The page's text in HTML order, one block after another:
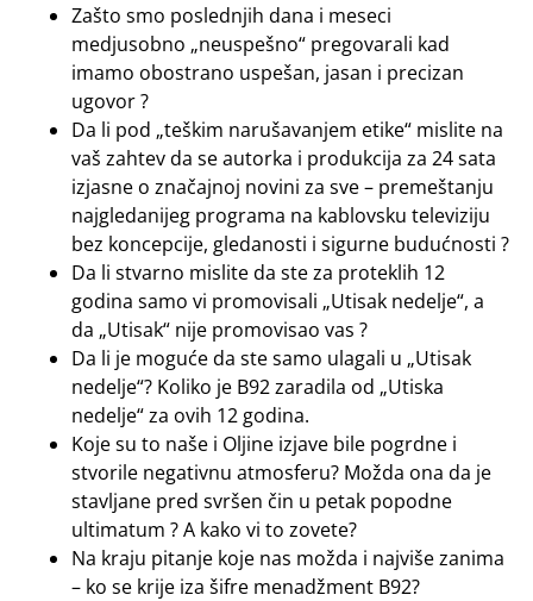
Zašto smo poslednjih dana i meseci
medjusobno „neuspešno“ pregovarali kad
imamo obostrano uspešan, jasan i precizan
ugovor ?
Da li pod „teškim narušavanjem etike“ mislite na
vaš zahtev da se autorka i produkcija za 24 sata
izjasne o značajnoj novini za sve – premeštanju
najgledanijeg programa na kablovsku televiziju
bez koncepcije, gledanosti i sigurne budućnosti ?
Da li stvarno mislite da ste za proteklih 12
godina samo vi promovisali „Utisak nedelje“, a
da „Utisak“ nije promovisao vas ?
Da li je moguće da ste samo ulagali u „Utisak
nedelje“? Koliko je B92 zaradila od „Utiska
nedelje“ za ovih 12 godina.
Koje su to naše i Oljine izjave bile pogrdne i
stvorile negativnu atmosferu? Možda ona da je
stavljane pred svršen čin u petak popodne
ultimatum ? A kako vi to zovete?
Na kraju pitanje koje nas možda i najviše zanima
– ko se krije iza šifre menadžment B92?